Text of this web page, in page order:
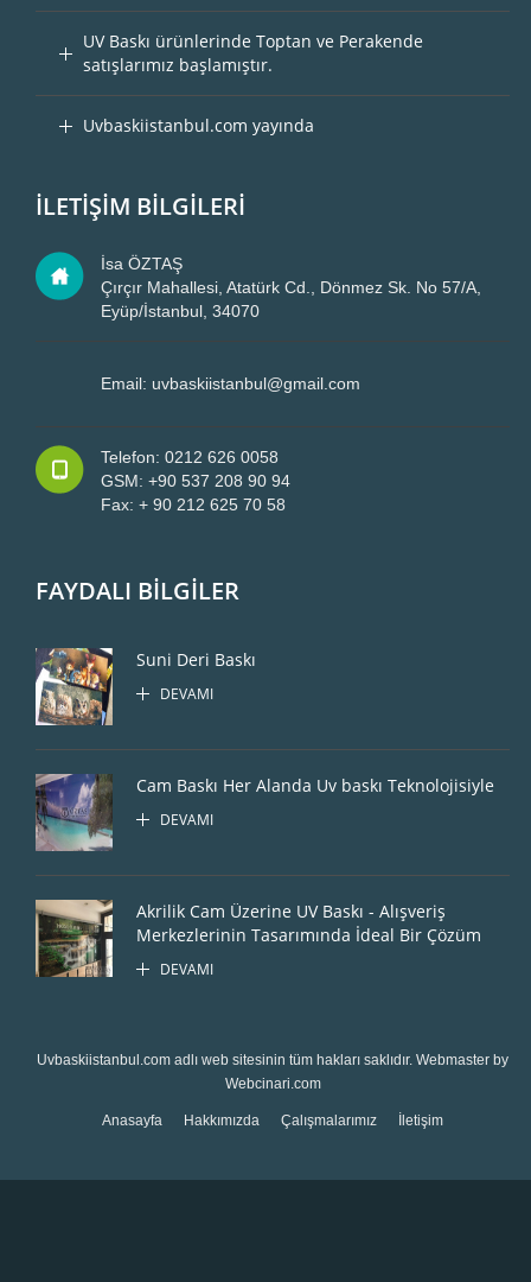
UV Baskı ürünlerinde Toptan ve Perakende
satışlarımız başlamıştır.
Uvbaskiistanbul.com yayında
İLETİŞİM BİLGİLERİ
İsa ÖZTAŞ
Çırçır Mahallesi, Atatürk Cd., Dönmez Sk. No 57/A,
Eyüp/İstanbul, 34070
Email: uvbaskiistanbul@gmail.com
Telefon: 0212 626 0058
GSM: +90 537 208 90 94
Fax: + 90 212 625 70 58
FAYDALI BİLGİLER
Suni Deri Baskı
DEVAMI
Cam Baskı Her Alanda Uv baskı Teknolojisiyle
DEVAMI
Akrilik Cam Üzerine UV Baskı - Alışveriş
Merkezlerinin Tasarımında İdeal Bir Çözüm
DEVAMI
Uvbaskiistanbul.com adlı web sitesinin tüm hakları saklıdır. Webmaster by
Webcinari.com
Anasayfa Hakkımızda Çalışmalarımız İletişim